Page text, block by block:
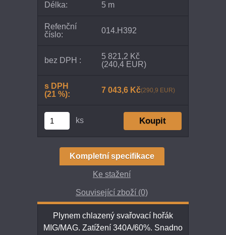
Délka: 5 m
Refenční
číslo:
014.H392
bez DPH :
5 821,2 Kč
(240,4 EUR)
s DPH
(21 %):
7 043,6 Kč(290,9 EUR)
ks
Kompletní specifikace
Ke stažení
Související zboží (0)
Plynem chlazený svařovací hořák
MIG/MAG. Zatížení 340A/60%. Snadno